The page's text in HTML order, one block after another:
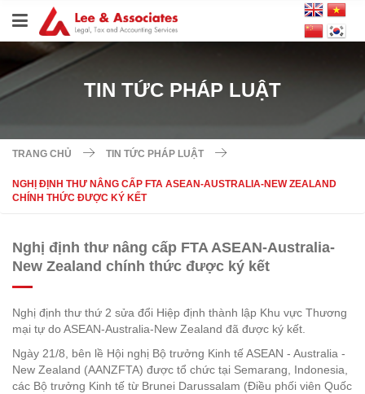
TIN TỨC PHÁP LUẬT
TRANG CHỦ TIN TỨC PHÁP LUẬT
NGHỊ ĐỊNH THƯ NÂNG CẤP FTA ASEAN-AUSTRALIA-NEW ZEALAND
CHÍNH THỨC ĐƯỢC KÝ KẾT
Nghị định thư nâng cấp FTA ASEAN-Australia-
New Zealand chính thức được ký kết
Nghị định thư thứ 2 sửa đổi Hiệp định thành lập Khu vực Thương
mại tự do ASEAN-Australia-New Zealand đã được ký kết.
Ngày 21/8, bên lề Hội nghị Bộ trưởng Kinh tế ASEAN - Australia -
New Zealand (AANZFTA) được tổ chức tại Semarang, Indonesia,
các Bộ trưởng Kinh tế từ Brunei Darussalam (Điều phối viên Quốc